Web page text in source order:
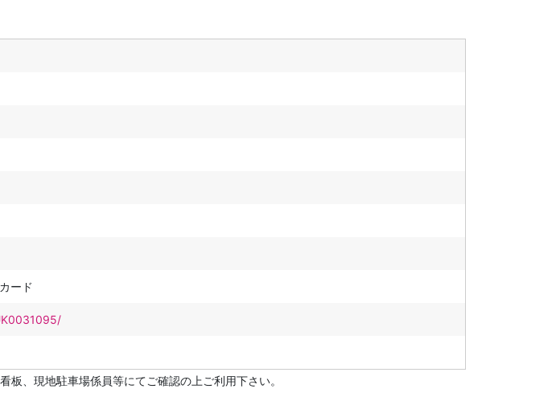
ード
、現地駐車場係員等にてご確認の上ご利用下さい。